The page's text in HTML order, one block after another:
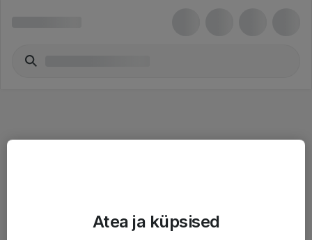
Atea ja küpsised